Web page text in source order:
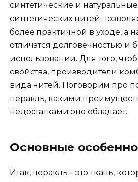
синтетические и
синтетических нитей
более практичной в уходе, а
отличатся долговечностью и
использовании. Для того,
свойства, производители
вида нитей. Поговорим про
перакль, какими
недостатками оно обладает.
Основные
Итак, перакль – это ткань,